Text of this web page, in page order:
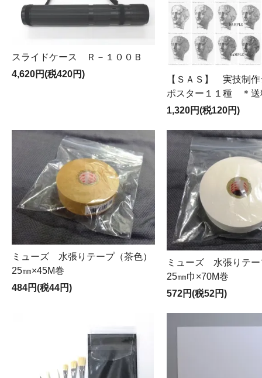
スライドケース Ｒ－１００Ｂ
4,620円(税420円)
【ＳＡＳ】 実技制
ポスター１１種 ＊送
1,320円(税120円)
ミューズ 水張りテープ（茶色）
25㎜×45M巻
484円(税44円)
ミューズ 水張りテー
25㎜巾×70M巻
572円(税52円)